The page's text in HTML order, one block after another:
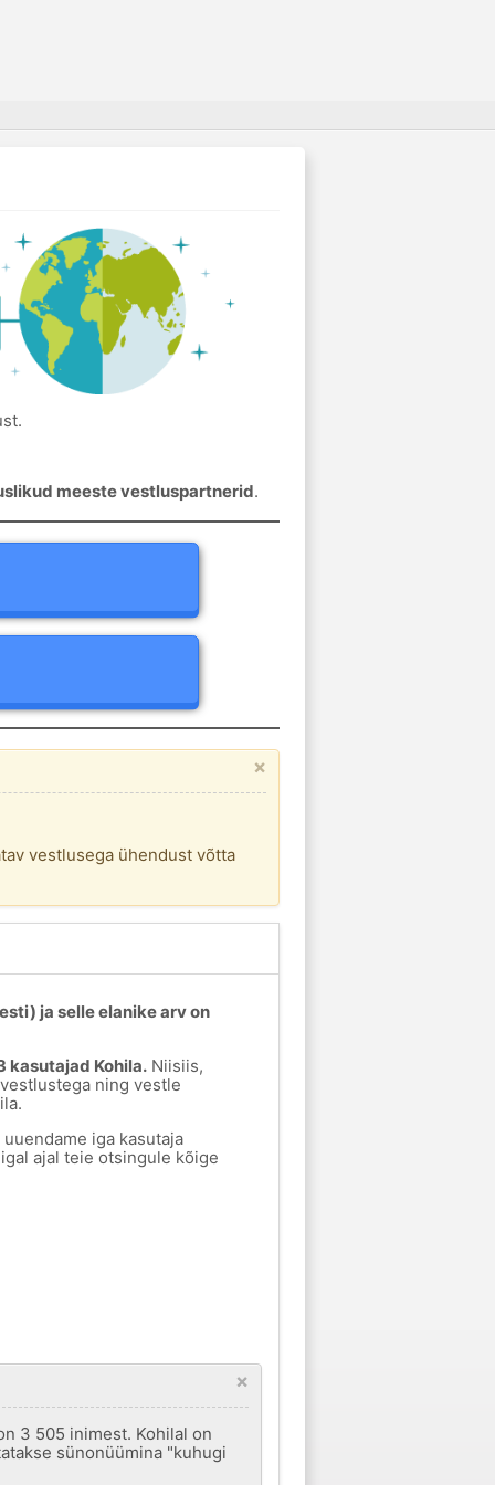
meeste vestluspartnerid.
×
vestlusega ühendust võtta
ja selle elanike arv on
kasutajad Kohila.Niisiis,
ning vestle
iga kasutaja
ajal teie otsingule kõige
×
3 505 inimest. Kohilal on
sünonüümina "kuhugi